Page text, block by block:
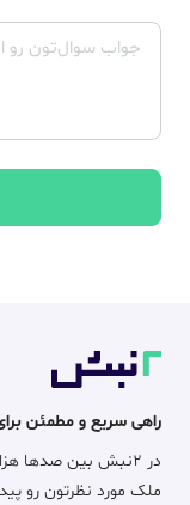
راهی سریع و مطمئن
در ۲نبش بین صدها
ملک مورد نظرتون رو